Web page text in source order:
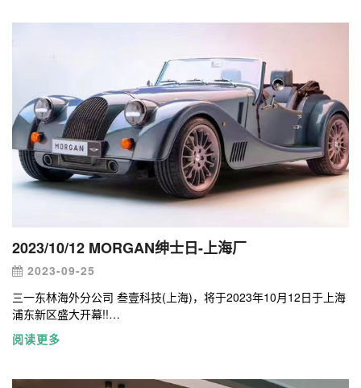
明控制平台，为上海叁壹汽车展示呈现无与伦比的照明体验及视觉
造新的标准，展示三一东林集团一贯的创新和卓越。
2023/10/12 MORGAN绅士日-上海厂
2023-09-25
三一东林海外分公司 叁壹科技(上海)，将于2023年10月12日于上海
浦东新区盛大开幕!!
这次活动的重头戏之一是我们的独家汽车代理品牌，成立于西元
1909年的英国纯手工
车型 MORGAN PlusFour 和 PlusSix 将首次于中国亮相。
阅读更多